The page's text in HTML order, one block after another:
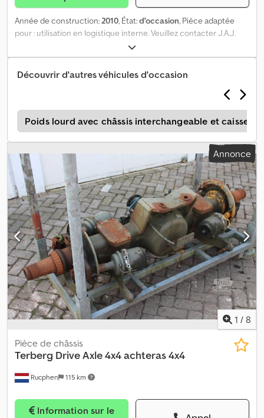
Année de construction:2010, État:d'occasion, Pièce adaptée
pour : utilisation en logistique interne. Veuillez contacter J.A.J.
Jansen pour de plus amples informations. Dsdsyu E Dcepfx
Anzeck
Découvrir d'autres véhicules d'occasion
Poids lourd avec châssis interchangeable et caisse
Annonce
1 / 8
Rucphen 115 km
Pièce de châssis
Terberg Drive Axle 4x4 achteras 4x4